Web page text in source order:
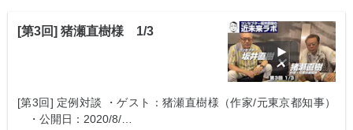
[第3回] 猪瀬直樹様 1/3
[第3回] 定例対談 ・ゲスト：猪瀬直樹様（作家/元東京都知事）
・公開日：2020/8/…